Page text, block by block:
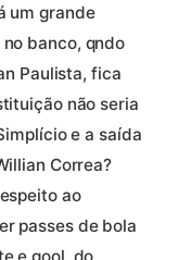
um grande
banco, qndo
Paulista, fica
não seria
e a saída
Correa?
ao
passes de bola